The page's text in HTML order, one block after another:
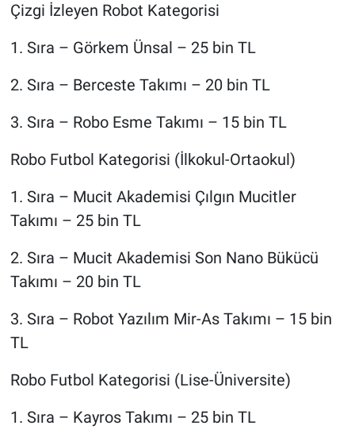
Çizgi İzleyen Robot Kategorisi
1. Sıra – Görkem Ünsal – 25 bin TL
2. Sıra – Berceste Takımı – 20 bin TL
3. Sıra – Robo Esme Takımı – 15 bin TL
Robo Futbol Kategorisi (İlkokul-Ortaokul)
1. Sıra – Mucit Akademisi Çılgın Mucitler
Takımı – 25 bin TL
2. Sıra – Mucit Akademisi Son Nano Bükücü
Takımı – 20 bin TL
3. Sıra – Robot Yazılım Mir-As Takımı – 15 bin
TL
Robo Futbol Kategorisi (Lise-Üniversite)
1. Sıra – Kayros Takımı – 25 bin TL